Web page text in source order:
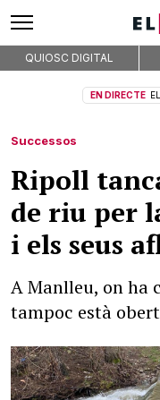
QUIOSC DIGITAL
EN DIRECTE
Successos
Ripoll
de riu per
i els seus
A Manlleu, on ha
tampoc està